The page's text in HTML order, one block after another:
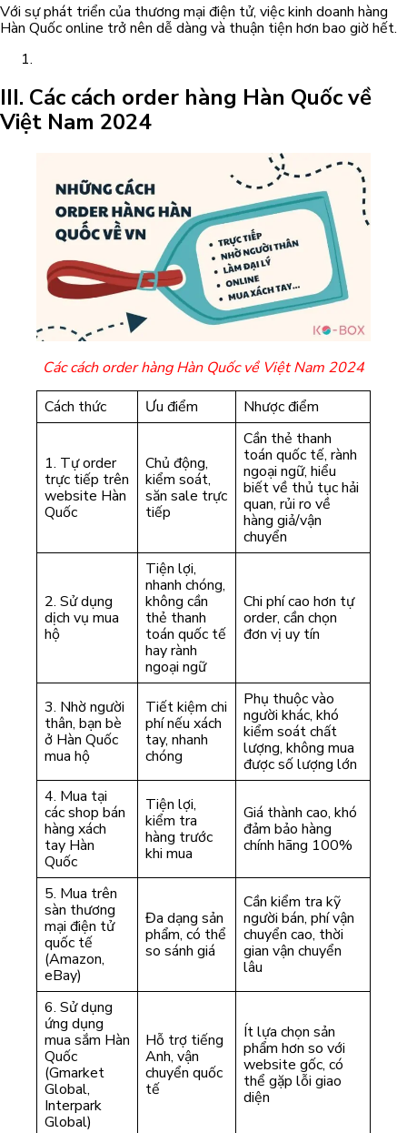
Với sự phát triển của thương mại điện tử, việc kinh doanh hàng
Hàn Quốc online trở nên dễ dàng và thuận tiện hơn bao giờ hết.
III. Các cách order hàng Hàn Quốc về
Việt Nam 2024
Các cách order hàng Hàn Quốc về Việt Nam 2024
Cách thức
Ưu điểm Nhược điểm
1. Tự order
trực tiếp trên
website Hàn
Quốc
Chủ động,
kiểm soát,
săn sale trực
tiếp
Cần thẻ thanh
toán quốc tế, rành
ngoại ngữ, hiểu
biết về thủ tục hải
quan, rủi ro về
hàng giả/vận
chuyển
2. Sử dụng
dịch vụ mua
hộ
Tiện lợi,
nhanh chóng,
không cần
thẻ thanh
toán quốc tế
hay rành
ngoại ngữ
Chi phí cao hơn tự
order, cần chọn
đơn vị uy tín
3. Nhờ người
thân, bạn bè
ở Hàn Quốc
mua hộ
Tiết kiệm chi
phí nếu xách
tay, nhanh
chóng
Phụ thuộc vào
người khác, khó
kiểm soát chất
lượng, không mua
được số lượng lớn
4. Mua tại
các shop bán
hàng xách
tay Hàn
Quốc
Tiện lợi,
kiểm tra
hàng trước
khi mua
Giá thành cao, khó
đảm bảo hàng
chính hãng 100%
5. Mua trên
sàn thương
mại điện tử
quốc tế
(Amazon,
eBay)
Đa dạng sản
phẩm, có thể
so sánh giá
Cần kiểm tra kỹ
người bán, phí vận
chuyển cao, thời
gian vận chuyển
lâu
6. Sử dụng
ứng dụng
mua sắm Hàn
Quốc
(Gmarket
Global,
Interpark
Global)
Hỗ trợ tiếng
Anh, vận
chuyển quốc
tế
Ít lựa chọn sản
phẩm hơn so với
website gốc, có
thể gặp lỗi giao
diện